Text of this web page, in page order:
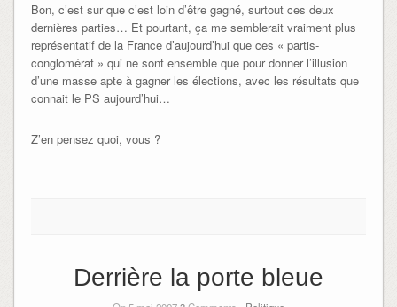
Bon, c’est sur que c’est loin d’être gagné, surtout ces deux
dernières parties… Et pourtant, ça me semblerait vraiment plus
représentatif de la France d’aujourd’hui que ces « partis-
conglomérat » qui ne sont ensemble que pour donner l’illusion
d’une masse apte à gagner les élections, avec les résultats que
connait le PS aujourd’hui…
Z’en pensez quoi, vous ?
Derrière la porte bleue